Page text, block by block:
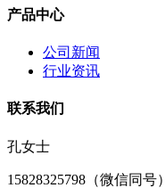
产品中心
公司新闻
行业资讯
联系我们
孔女士
15828325798（微信同号）